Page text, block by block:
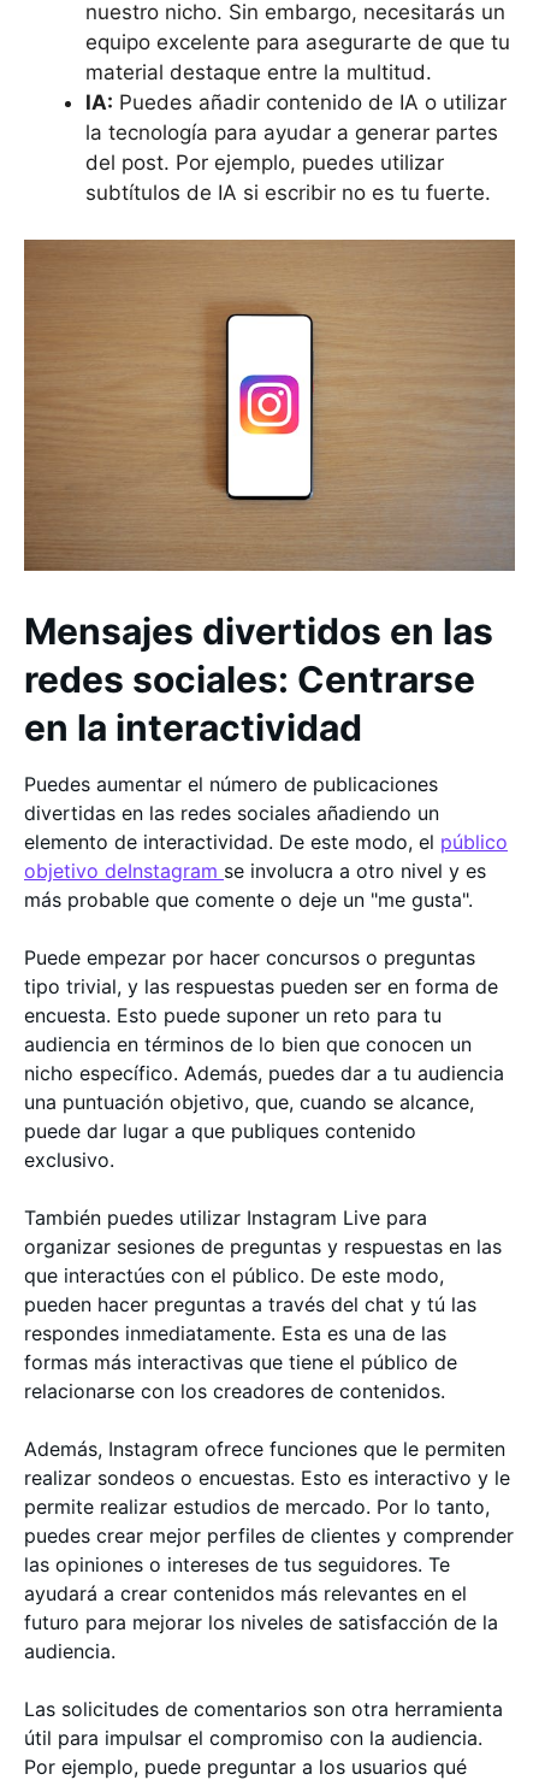
nuestro nicho. Sin embargo, necesitarás un
equipo excelente para asegurarte de que tu
material destaque entre la multitud.
IA: Puedes añadir contenido de IA o utilizar
la tecnología para ayudar a generar partes
del post. Por ejemplo, puedes utilizar
subtítulos de IA si escribir no es tu fuerte.
Mensajes divertidos en las
redes sociales: Centrarse
en la interactividad
Puedes aumentar el número de publicaciones
divertidas en las redes sociales añadiendo un
elemento de interactividad. De este modo, el público
objetivo deInstagram se involucra a otro nivel y es
más probable que comente o deje un "me gusta".
Puede empezar por hacer concursos o preguntas
tipo trivial, y las respuestas pueden ser en forma de
encuesta. Esto puede suponer un reto para tu
audiencia en términos de lo bien que conocen un
nicho específico. Además, puedes dar a tu audiencia
una puntuación objetivo, que, cuando se alcance,
puede dar lugar a que publiques contenido
exclusivo.
También puedes utilizar Instagram Live para
organizar sesiones de preguntas y respuestas en las
que interactúes con el público. De este modo,
pueden hacer preguntas a través del chat y tú las
respondes inmediatamente. Esta es una de las
formas más interactivas que tiene el público de
relacionarse con los creadores de contenidos.
Además, Instagram ofrece funciones que le permiten
realizar sondeos o encuestas. Esto es interactivo y le
permite realizar estudios de mercado. Por lo tanto,
puedes crear mejor perfiles de clientes y comprender
las opiniones o intereses de tus seguidores. Te
ayudará a crear contenidos más relevantes en el
futuro para mejorar los niveles de satisfacción de la
audiencia.
Las solicitudes de comentarios son otra herramienta
útil para impulsar el compromiso con la audiencia.
Por ejemplo, puede preguntar a los usuarios qué